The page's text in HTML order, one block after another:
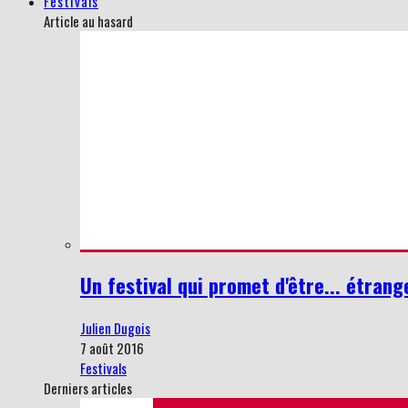
Article au hasard
Un festival qui promet d'être...
Julien Dugois
7 août 2016
Festivals
Derniers articles